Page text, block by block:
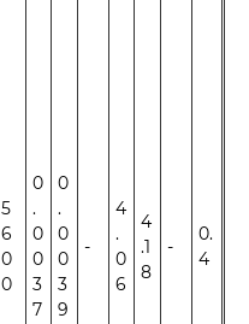
5
6
0
0
0
.
0
0
3
7
0
.
0
0
3
9
-
4
.
0
6
4
.1
8
-
0.
4